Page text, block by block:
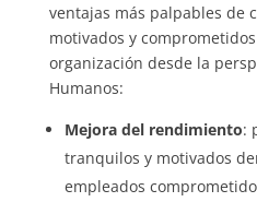
ventajas más palpables de
motivados y
organización desde la
Humanos:
Mejora del rendimiento:
tranquilos y motivados
empleados